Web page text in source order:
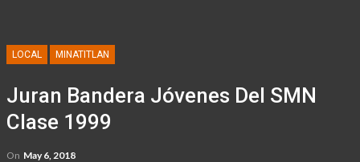
LOCAL MINATITLAN
Juran Bandera Jóvenes Del SMN
Clase 1999
On May 6, 2018